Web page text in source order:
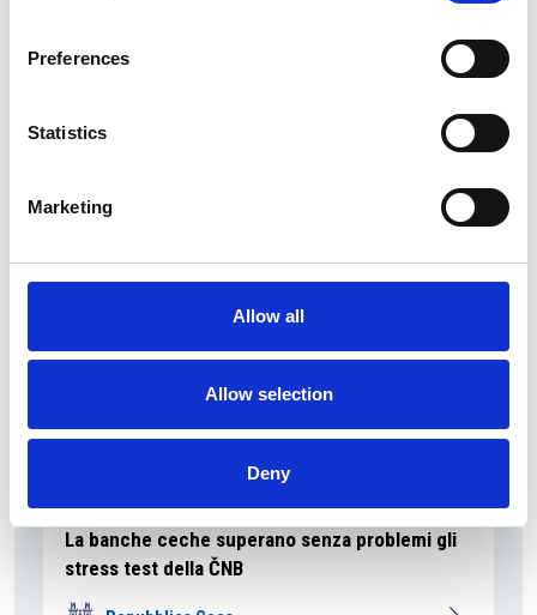
Preferences
Statistics
Marketing
Allow all
Allow selection
Deny
a Praga
La banche ceche superano senza problemi gli
stress test della ČNB